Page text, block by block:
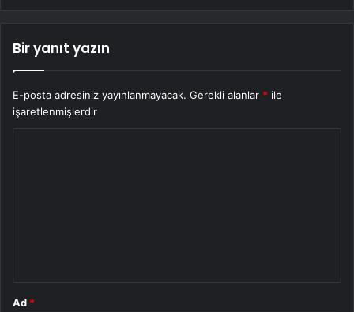
Bir yanıt yazın
E-posta adresiniz yayınlanmayacak. Gerekli alanlar * ile
işaretlenmişlerdir
Ad *